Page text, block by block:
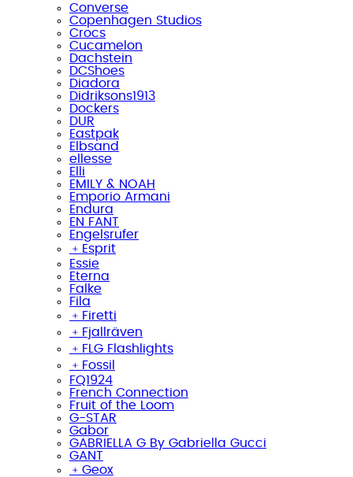
Converse
Copenhagen Studios
Crocs
Cucamelon
Dachstein
DCShoes
Diadora
Didriksons1913
Dockers
DUR
Eastpak
Elbsand
ellesse
Elli
EMILY & NOAH
Emporio Armani
Endura
EN FANT
Engelsrufer
﹢ Esprit
Essie
Eterna
Falke
Fila
﹢ Firetti
﹢ Fjallräven
﹢ FLG Flashlights
﹢ Fossil
FQ1924
French Connection
Fruit of the Loom
G-STAR
Gabor
GABRIELLA G By Gabriella Gucci
GANT
﹢ Geox